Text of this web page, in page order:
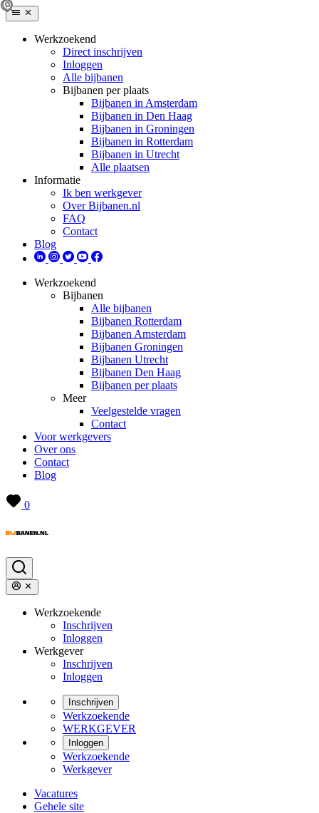
Werkzoekend
Direct inschrijven
Inloggen
Alle bijbanen
Bijbanen per plaats
Bijbanen in Amsterdam
Bijbanen in Den Haag
Bijbanen in Groningen
Bijbanen in Rotterdam
Bijbanen in Utrecht
Alle plaatsen
Informatie
Ik ben werkgever
Over Bijbanen.nl
FAQ
Contact
Blog
Werkzoekend
Bijbanen
Alle bijbanen
Bijbanen Rotterdam
Bijbanen Amsterdam
Bijbanen Groningen
Bijbanen Utrecht
Bijbanen Den Haag
Bijbanen per plaats
Meer
Veelgestelde vragen
Contact
Voor werkgevers
Over ons
Contact
Blog
0
Werkzoekende
Inschrijven
Inloggen
Werkgever
Inschrijven
Inloggen
Inschrijven
Werkzoekende
WERKGEVER
Inloggen
Werkzoekende
Werkgever
Vacatures
Gehele site